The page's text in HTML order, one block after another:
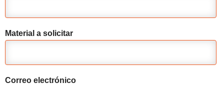
Material a solicitar
Correo electrónico